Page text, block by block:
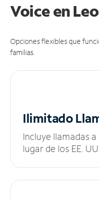
Voice en
Opciones flexibles que
familias.
Ilimitado
Incluye llamadas
lugar de los EE.